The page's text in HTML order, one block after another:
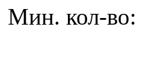
Мин. кол-во: